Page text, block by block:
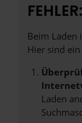
Beim Laden
Hier sind
Laden